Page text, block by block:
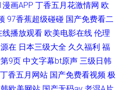
漫画APP 丁香五月花激情网 欧
97香蕉超级碰碰 国产免费看二
线播放观看 欧美电影在线 伦理
在 日本三级大全 久久福利 福
9页 中文字幕bt原声 三级日韩
丁香五月网站 国产免费看视频 极